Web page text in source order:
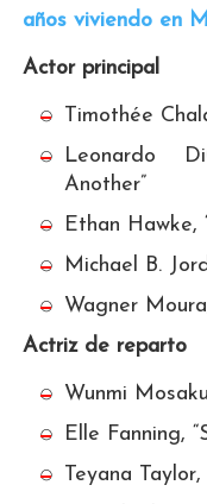
años viviendo en
Actor principal
Timothée
Leonardo
Another”
Ethan Hawke,
Michael B.
Wagner
Actriz de reparto
Wunmi
Elle Fanning,
Teyana